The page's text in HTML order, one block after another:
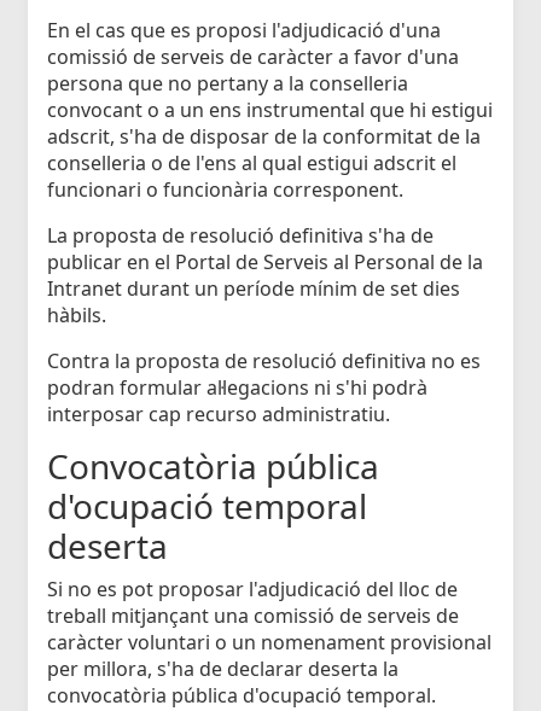
En el cas que es proposi l'adjudicació d'una
comissió de serveis de caràcter a favor d'una
persona que no pertany a la conselleria
convocant o a un ens instrumental que hi estigui
adscrit, s'ha de disposar de la conformitat de la
conselleria o de l'ens al qual estigui adscrit el
funcionari o funcionària corresponent.
La proposta de resolució definitiva s'ha de
publicar en el Portal de Serveis al Personal de la
Intranet durant un període mínim de set dies
hàbils.
Contra la proposta de resolució definitiva no es
podran formular al·legacions ni s'hi podrà
interposar cap recurso administratiu.
Convocatòria pública
d'ocupació temporal
deserta
Si no es pot proposar l'adjudicació del lloc de
treball mitjançant una comissió de serveis de
caràcter voluntari o un nomenament provisional
per millora, s'ha de declarar deserta la
convocatòria pública d'ocupació temporal.